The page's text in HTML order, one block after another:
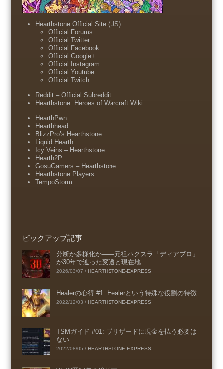
Hearthstone Official Site (US)
Official Forums
Official Twitter
Official Facebook
Official Google+
Official Instagram
Official Youtube
Official Twitch
Reddit – Official Subreddit
Hearthstone: Heroes of Warcraft Wiki
HearthPwn
Hearthhead
BlizzPro’s Hearthstone
Liquid Hearth
Icy Veins – Hearthstone
Hearth2P
GosuGamers – Hearthstone
Hearthstone Players
TempoStorm
ピックアップ記事
分断か多様化か――元祖ハクスラ「ディアブロ」
が30年で辿った変遷と現在地
2026/03/07 / HEARTHSTONE-EXPRESS
Healerの心得 #1: Healerという特殊な役割の特徴
2022/12/03 / HEARTHSTONE-EXPRESS
TSMガイド #01: ブリザードに現金を払う必要は
ない
2022/08/05 / HEARTHSTONE-EXPRESS